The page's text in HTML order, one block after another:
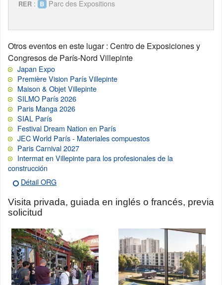
RER : Parc des Expositions
Otros eventos en este lugar: Centro de Exposiciones y
Congresos de París-Nord Villepinte
Japan Expo
Première Vision París Villepinte
Maison & Objet Villepinte
SILMO París 2026
Paris Manga 2026
SIAL París
Festival Dream Nation en París
JEC World París - Materiales compuestos
Paris Carnival 2027
Intermat en Villepinte para los profesionales de la
construcción
Détail ORG
Visita privada, guiada en inglés o francés, previa
solicitud